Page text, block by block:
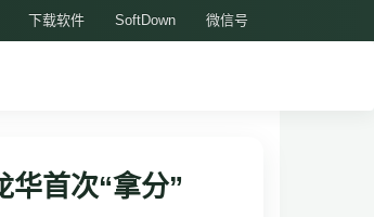
下载软件 SoftDown 微信号
华首次“拿分”